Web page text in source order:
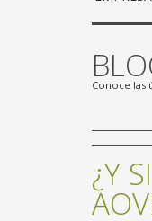
Conoce las
¿Y